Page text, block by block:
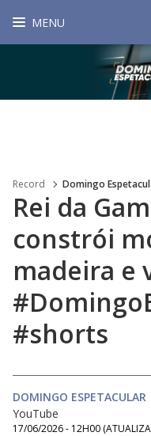
MENU
Record Domingo
Rei da
constrói
madeira e
#shorts
DOMINGO ESPETACULAR
YouTube
17/06/2026 - 12H00